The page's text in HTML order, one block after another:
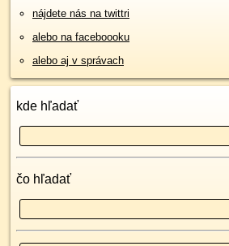
nájdete nás na twittri
alebo na faceboooku
alebo aj v správach
kde hľadať
čo hľadať